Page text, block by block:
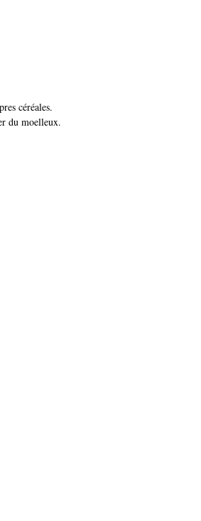
céréales.
du moelleux.